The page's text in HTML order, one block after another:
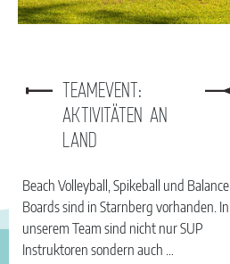
TEAMEVENT:
AKTIVITÄTEN AN
LAND
Beach Volleyball, Spikeball und Balance
Boards sind in Starnberg vorhanden. In
unserem Team sind nicht nur SUP
Instruktoren sondern auch …